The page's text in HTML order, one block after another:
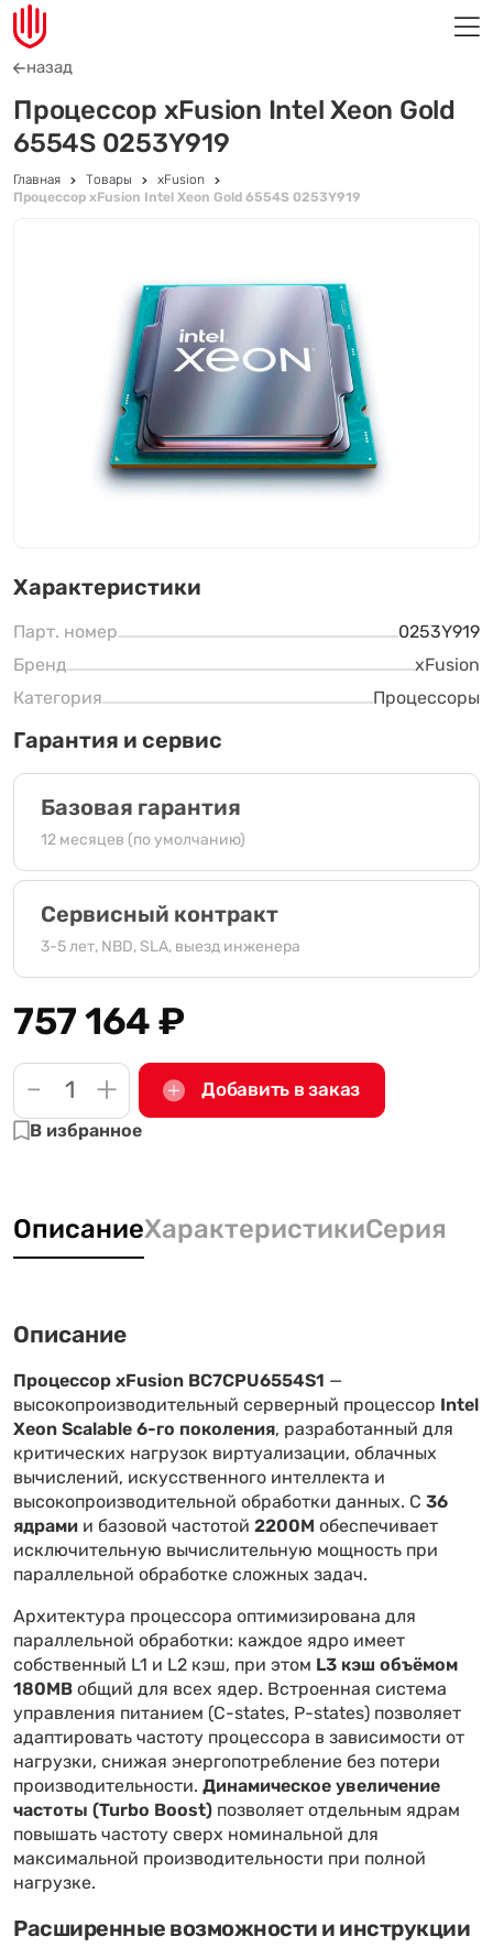
назад
Процессор xFusion Intel Xeon Gold
6554S 0253Y919
Главная Товары
xFusion
Процессор xFusion Intel Xeon Gold 6554S 0253Y919
Характеристики
Парт. номер
0253Y919
Бренд
xFusion
Категория
Процессоры
Гарантия и сервис
Базовая гарантия
12 месяцев (по умолчанию)
Сервисный контракт
3-5 лет, NBD, SLA, выезд инженера
757 164₽
- + Добавить в заказ
В избранное
ОписаниеХарактеристикиСерия
Описание
Процессор xFusion BC7CPU6554S1 —
высокопроизводительный серверный процессор Intel
Xeon Scalable 6-го поколения, разработанный для
критических нагрузок виртуализации, облачных
вычислений, искусственного интеллекта и
высокопроизводительной обработки данных. С 36
ядрами и базовой частотой 2200M обеспечивает
исключительную вычислительную мощность при
параллельной обработке сложных задач.
Архитектура процессора оптимизирована для
параллельной обработки: каждое ядро имеет
собственный L1 и L2 кэш, при этом L3 кэш объёмом
180MBобщий для всех ядер. Встроенная система
управления питанием (C-states, P-states) позволяет
адаптировать частоту процессора в зависимости от
нагрузки, снижая энергопотребление без потери
производительности. Динамическое увеличение
частоты (Turbo Boost) позволяет отдельным ядрам
повышать частоту сверх номинальной для
максимальной производительности при полной
нагрузке.
Расширенные возможности и инструкции